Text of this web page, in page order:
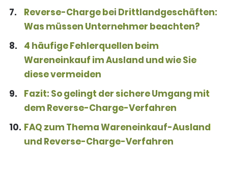
Reverse-Charge bei Drittlandgeschäften:
Was müssen Unternehmer beachten?
4 häufige Fehlerquellen beim
Wareneinkauf im Ausland und wie Sie
diese vermeiden
Fazit: So gelingt der sichere Umgang mit
dem Reverse-Charge-Verfahren
FAQ zum Thema Wareneinkauf-Ausland
und Reverse-Charge-Verfahren